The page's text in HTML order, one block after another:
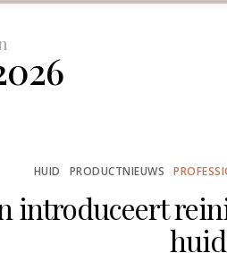
HUID PRODUCTNIEUWS
introduceert
huid